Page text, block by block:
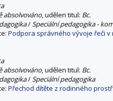
absolvováno, udělen titul: Bc.
/Speciální pedagogika -
Podpora správného vývoje řeči v
absolvováno, udělen titul: Bc.
/Speciální pedagogika
Přechod dítěte z rodinného